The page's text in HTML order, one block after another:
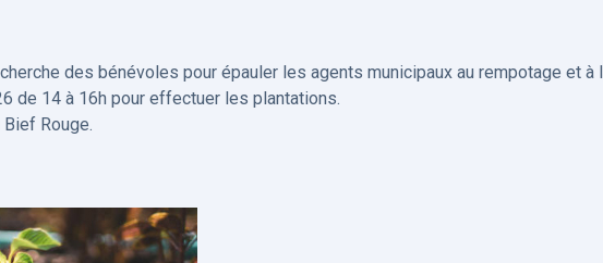
des bénévoles pour épauler les agents municipaux au rempotage et
de 14 à 16h pour effectuer les plantations.
Rouge.